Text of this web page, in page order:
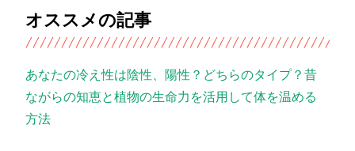
オススメの記事
あなたの冷え性は陰性、陽性？どちらのタイプ？昔
ながらの知恵と植物の生命力を活用して体を温める
方法